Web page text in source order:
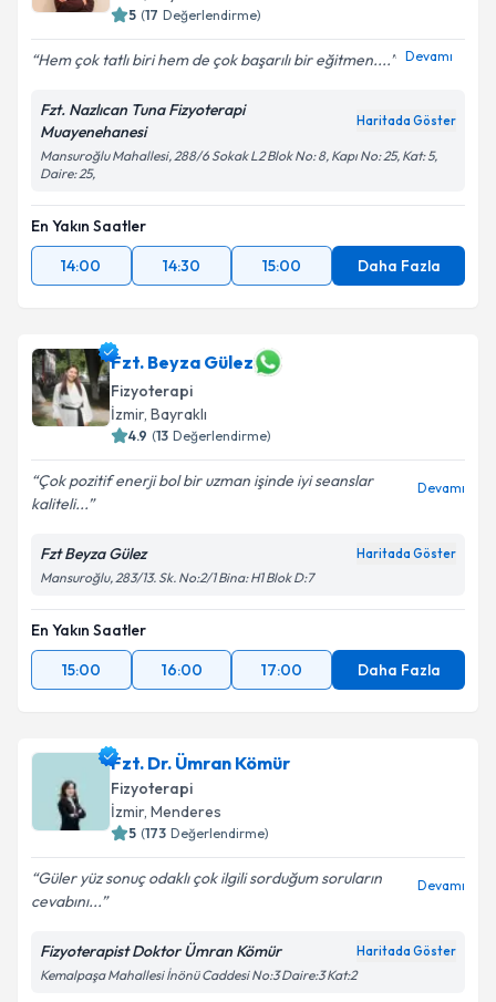
Kişisel verilerimin işlenmesine ilişkinAydınlatma
kapsamda işlenmesini kabul ediyorum.
5 (17 Değerlendirme)
Hem çok tatlı biri hem de çok başarılı bir eğitmen.... Devamı
Fzt. Nazlıcan Tuna Fizyoterapi
Muayenehanesi
Haritada Göster
Mansuroğlu Mahallesi, 288/6 Sokak L2 Blok No: 8, Kapı No: 25, Kat: 5,
Daire: 25,
En Yakın Saatler
14:00
14:30 15:00 Daha Fazla
Fzt. Beyza Gülez
Fizyoterapi
İzmir, Bayraklı
4.9 (13 Değerlendirme)
Çok pozitif enerji bol bir uzman işinde iyi seanslar
kaliteli...
Devamı
Fzt Beyza Gülez Haritada Göster
Mansuroğlu, 283/13. Sk. No:2/1 Bina: H1 Blok D:7
En Yakın Saatler
15:00
16:00 17:00 Daha Fazla
Fzt. Dr. Ümran Kömür
Fizyoterapi
İzmir, Menderes
5 (173 Değerlendirme)
Güler yüz sonuç odaklı çok ilgili sorduğum soruların
cevabını...
Devamı
Fizyoterapist Doktor Ümran Kömür Haritada Göster
Kemalpaşa Mahallesi İnönü Caddesi No:3 Daire:3 Kat:2